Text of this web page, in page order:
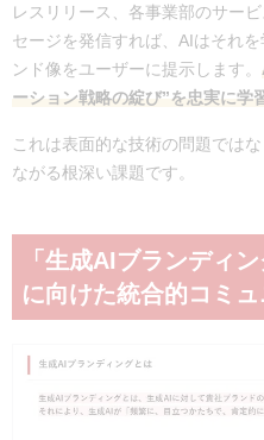
レスリリース、各事業部のサー
セージを発信すれば、AIはそれ
ンド像をユーザーに提示します。
ーション戦略の綻び”を忠実に学
これは表面的な技術の問題では
ながる根深い課題です。
「生成AIブランディ
に向けた統合的コミ